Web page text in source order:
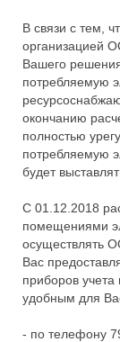
В связи с тем,
организацией
Вашего
потребляемую
окончанию
полностью
потребляемую
будет
С 01.12.2018
помещениями
осуществлять
Вас
приборов
удобным для
- по телефону